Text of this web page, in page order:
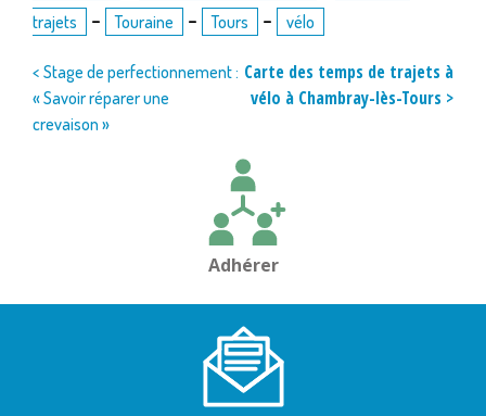
trajets
- Touraine - Tours - vélo
Navigation
de
< Stage de perfectionnement :
« Savoir réparer une
crevaison »
Carte des temps de trajets à
vélo à Chambray-lès-Tours >
Adhérer